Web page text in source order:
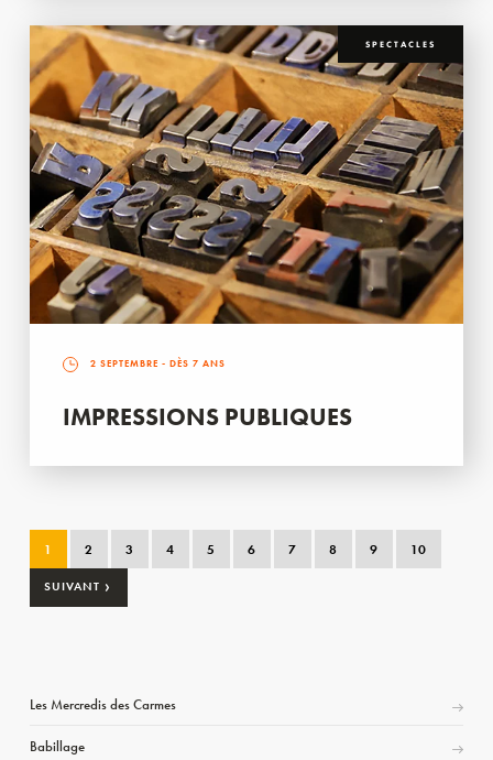
SPECTACLES
2 SEPTEMBRE - DÈS 7 ANS
IMPRESSIONS PUBLIQUES
1 2 3 4 5 6 7 8 9 10
SUIVANT ›
Les Mercredis des Carmes
Babillage